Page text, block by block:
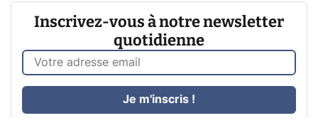
Inscrivez-vous à notre newsletter
quotidienne
Je m'inscris !